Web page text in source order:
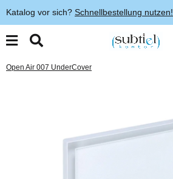
Katalog vor sich? Schnellbestellung nutzen!
Open Air 007 UnderCover